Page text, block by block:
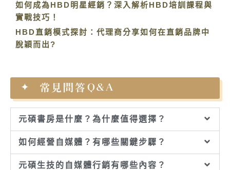
如何成為HBD明星經銷？深入解析HBD培訓課程與
實戰技巧！
HBD直銷模式探討：代理商分享如何在直銷品牌中
脫穎而出?
常見問答Q&A
元碩書房是什麼？為什麼值得選擇？
如何經營自媒體？有哪些關鍵步驟？
元碩生技的自媒體行銷有哪些內容？